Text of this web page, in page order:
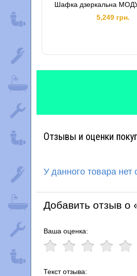
Шафка дзеркальна
5,249 грн.
Отзывы и оценки
У данного товара
Добавить отзыв о
Ваша оценка:
Текст отзыва: